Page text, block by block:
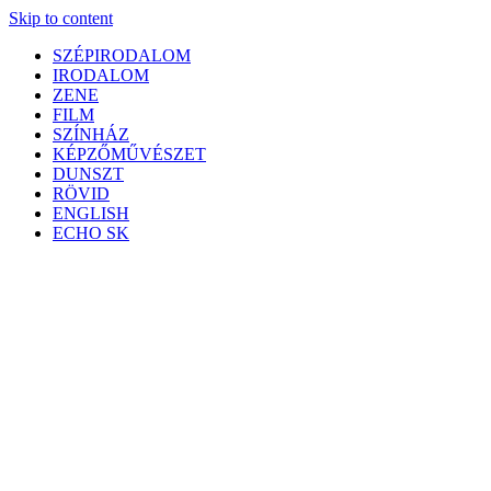
Skip to content
SZÉPIRODALOM
IRODALOM
ZENE
FILM
SZÍNHÁZ
KÉPZŐMŰVÉSZET
DUNSZT
RÖVID
ENGLISH
ECHO SK